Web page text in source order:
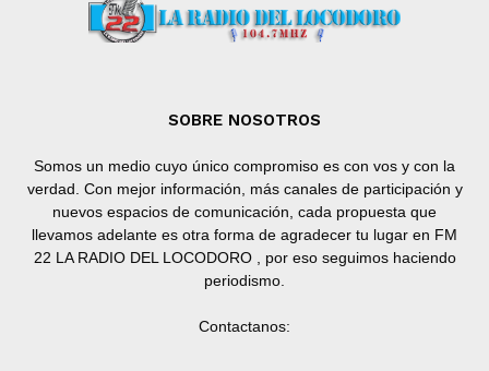
SOBRE NOSOTROS
Somos un medio cuyo único compromiso es con vos y con la
verdad. Con mejor información, más canales de participación y
nuevos espacios de comunicación, cada propuesta que
llevamos adelante es otra forma de agradecer tu lugar en FM
22 LA RADIO DEL LOCODORO , por eso seguimos haciendo
periodismo.
Contactanos: